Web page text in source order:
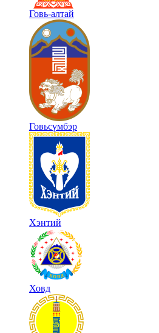
Говь-алтай
Говьсүмбэр
Хэнтий
Ховд